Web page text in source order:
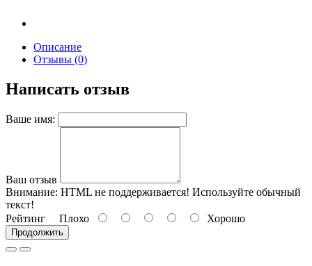
Описание
Отзывы (0)
Написать отзыв
Ваше имя:
Ваш отзыв
Внимание: HTML не поддерживается! Используйте обычный
текст!
Рейтинг Плохо Хорошо
Продолжить